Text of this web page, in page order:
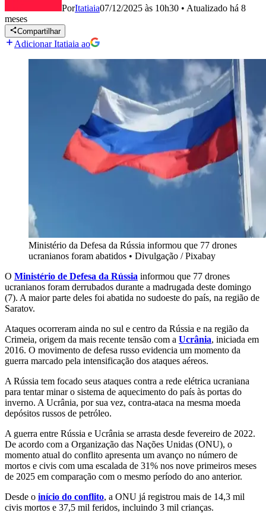
PorItatiaia07/12/2025 às 10h30 • Atualizado há 8
meses
Compartilhar
Adicionar Itatiaia ao
Ministério da Defesa da Rússia informou que 77 drones
ucranianos foram abatidos • Divulgação / Pixabay
O Ministério de Defesa da Rússia informou que 77 drones
ucranianos foram derrubados durante a madrugada deste domingo
(7). A maior parte deles foi abatida no sudoeste do país, na região de
Saratov.
Ataques ocorreram ainda no sul e centro da Rússia e na região da
Crimeia, origem da mais recente tensão com a Ucrânia, iniciada em
2016. O movimento de defesa russo evidencia um momento da
guerra marcado pela intensificação dos ataques aéreos.
A Rússia tem focado seus ataques contra a rede elétrica ucraniana
para tentar minar o sistema de aquecimento do país às portas do
inverno. A Ucrânia, por sua vez, contra-ataca na mesma moeda
depósitos russos de petróleo.
A guerra entre Rússia e Ucrânia se arrasta desde fevereiro de 2022.
De acordo com a Organização das Nações Unidas (ONU), o
momento atual do conflito apresenta um avanço no número de
mortos e civis com uma escalada de 31% nos nove primeiros meses
de 2025 em comparação com o mesmo período do ano anterior.
Desde o início do conflito, a ONU já registrou mais de 14,3 mil
civis mortos e 37,5 mil feridos, incluindo 3 mil crianças.